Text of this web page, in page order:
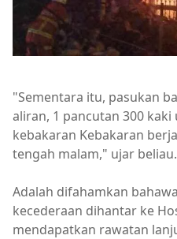
"Sementara itu, pasukan
aliran, 1 pancutan 300
kebakaran Kebakaran
tengah malam," ujar beliau.
Adalah difahamkan
kecederaan dihantar ke
mendapatkan rawatan